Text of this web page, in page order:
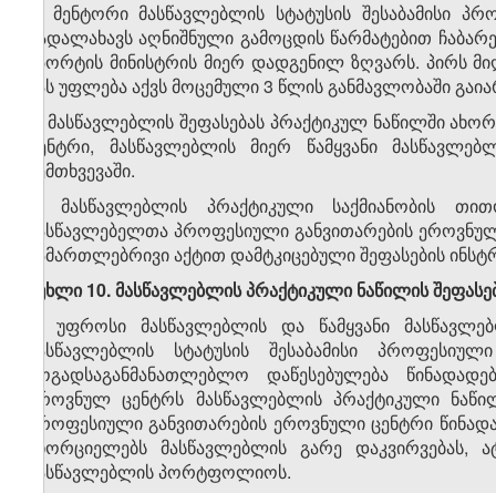
6. მენტორი მასწავლებლის სტატუსის შესაბამისი
გადალახავს აღნიშნული გამოცდის წარმატებით
სპორტის მინისტრის მიერ დადგენილ ზღვარს. პირს
მას უფლება აქვს მოცემული 3 წლის განმავლობაში
7. მასწავლებლის შეფასებას პრაქტიკულ ნაწილში
ცენტრი, მასწავლებლის მიერ წამყვანი
შემთხვევაში.
8. მასწავლებლის პრაქტიკული საქმიანობის
მასწავლებელთა პროფესიული განვითარების
სამართლებრივი აქტით დამტკიცებული შეფასების
მუხლი 10. მასწავლებლის პრაქტიკული ნაწილის
1. უფროსი მასწავლებლის და წამყვანი
მასწავლებლის სტატუსის შესაბამისი
ზოგადსაგანმანათლებლო დაწესებულება
ეროვნულ ცენტრს მასწავლებლის პრაქტიკული
პროფესიული განვითარების ეროვნული ცენტრი
ახორციელებს მასწავლებლის გარე
მასწავლებლის პორტფოლიოს.